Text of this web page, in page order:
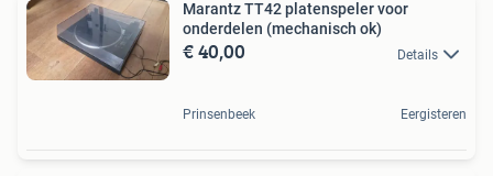
Marantz TT42 platenspeler voor
onderdelen (mechanisch ok)
€ 40,00 Details
Prinsenbeek Eergisteren